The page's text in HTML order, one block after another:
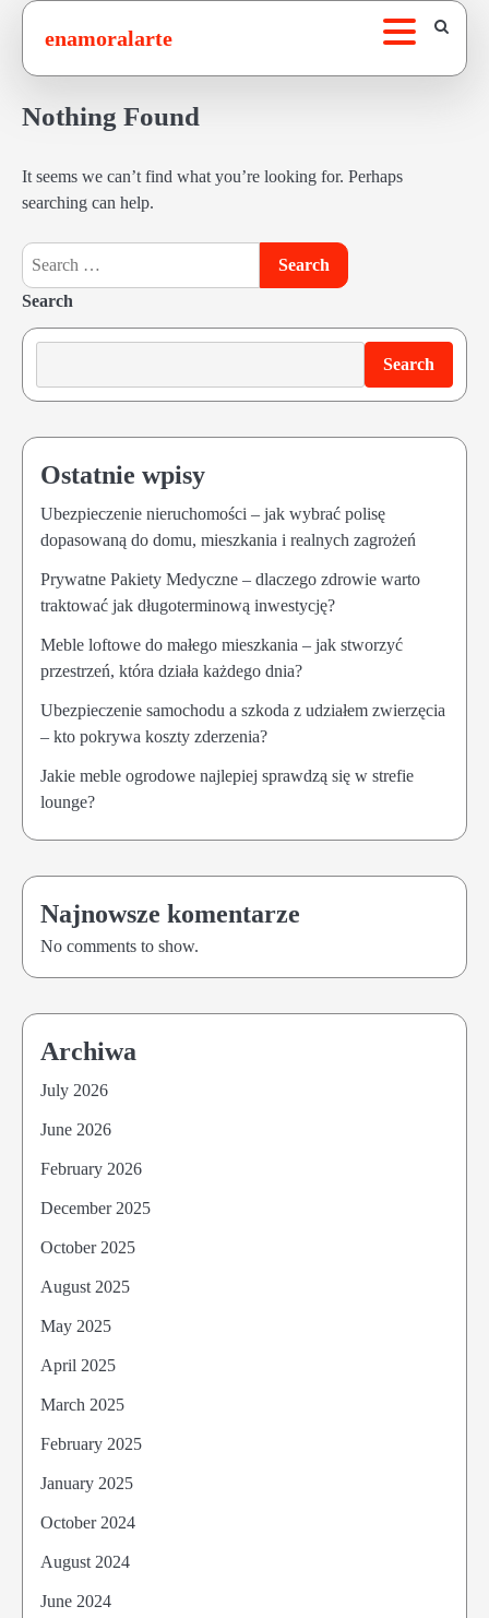
Skip
content
enamoralarte
Nothing Found
It seems we can’t find what you’re looking for. Perhaps
searching can help.
Search
for:
Search
Search
Ostatnie wpisy
Ubezpieczenie nieruchomości – jak wybrać polisę
dopasowaną do domu, mieszkania i realnych zagrożeń
Prywatne Pakiety Medyczne – dlaczego zdrowie warto
traktować jak długoterminową inwestycję?
Meble loftowe do małego mieszkania – jak stworzyć
przestrzeń, która działa każdego dnia?
Ubezpieczenie samochodu a szkoda z udziałem zwierzęcia
– kto pokrywa koszty zderzenia?
Jakie meble ogrodowe najlepiej sprawdzą się w strefie
lounge?
Najnowsze komentarze
No comments to show.
Archiwa
July 2026
June 2026
February 2026
December 2025
October 2025
August 2025
May 2025
April 2025
March 2025
February 2025
January 2025
October 2024
August 2024
June 2024